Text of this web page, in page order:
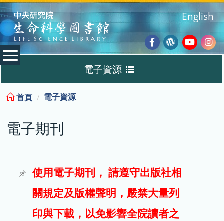
:::
Facebook
Wordpress
English
電子資源
電子期刊
試用
首頁 電子資源
電子期刊
使用電子期刊， 請遵守出版社相
關規定及版權聲明，嚴禁大量列
印與下載，以免影響全院讀者之